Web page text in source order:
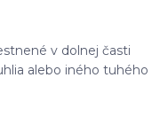
v dolnej časti
alebo iného tuhého